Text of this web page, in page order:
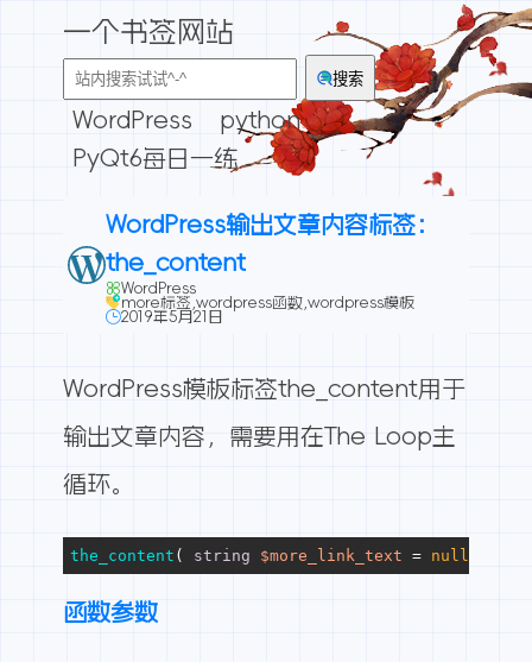
一个书签网站
搜索
WordPress
python
PyQt6每日一练
WordPress输出文章内容标签：
the_content
WordPress
more标签 wordpress函数, wordpress模板
2019年5月21日
WordPress模板标签the_content用于
输出文章内容，需要用在The Loop主
循环。
the_content ( string $more_link_text = null
函数参数